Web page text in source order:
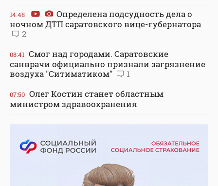
14:48
Определена подсудность дела о
ночном ДТП саратовского вице-губернатора
2
08:41 Смог над городами. Саратовские
санврачи официально признали загрязнение
воздуха "Ситиматиком"
1
07:50 Олег Костин станет областным
министром здравоохранения